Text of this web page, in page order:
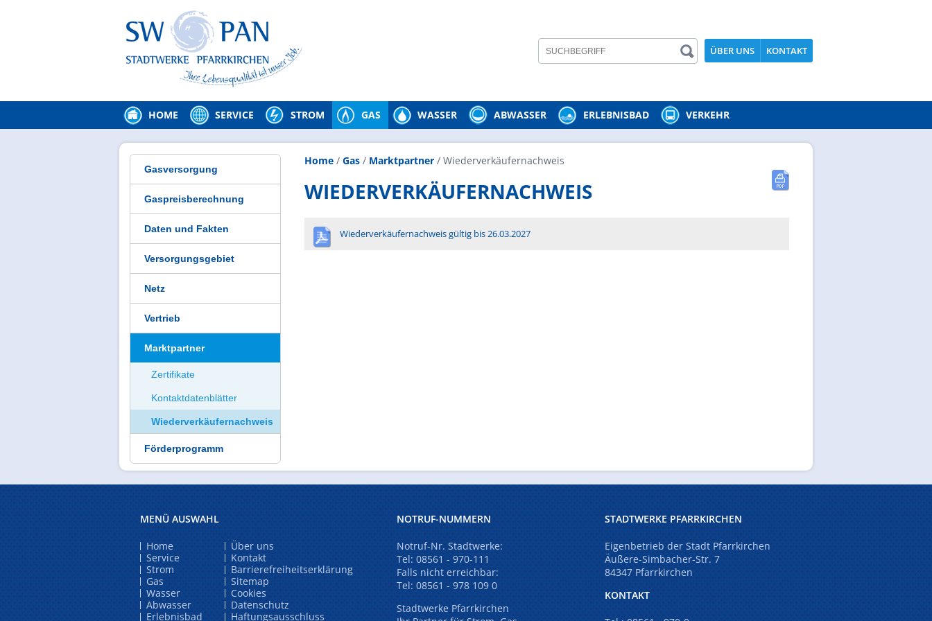
ÜBER UNS KONTAKT
HOME SERVICE STROM GAS WASSER ABWASSER ERLEBNISBAD VERKEHR
Home / Gas / Marktpartner /Wiederverkäufernachweis
WIEDERVERKÄUFERNACHWEIS
Wiederverkäufernachweis gültig bis 26.03.2027
Gasversorgung
Gaspreisberechnung
Daten und Fakten
Versorgungsgebiet
Netz
Vertrieb
Marktpartner
Zertifikate
Kontaktdatenblätter
Wiederverkäufernachweis
Förderprogramm
MENÜ AUSWAHL
Home
Service
Strom
Gas
Wasser
Abwasser
Erlebnisbad
Über uns
Kontakt
Barrierefreiheitserklärung
Sitemap
Cookies
Datenschutz
Haftungsausschluss
NOTRUF-NUMMERN
Notruf-Nr. Stadtwerke:
Tel: 08561 - 970-111
Falls nicht erreichbar:
Tel: 08561 - 978 109 0
Stadtwerke Pfarrkirchen
STADTWERKE PFARRKIRCHEN
Eigenbetrieb der Stadt Pfarrkirchen
Äußere-Simbacher-Str. 7
84347 Pfarrkirchen
KONTAKT